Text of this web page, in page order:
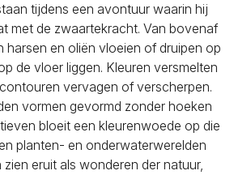
tijdens een avontuur waarin hij
met de zwaartekracht. Van bovenaf
harsen en oliën vloeien of druipen op
de vloer liggen. Kleuren versmelten
vervagen of verscherpen.
vormen gevormd zonder hoeken
bloeit een kleurenwoede op die
planten- en onderwaterwerelden
zien eruit als wonderen der natuur,